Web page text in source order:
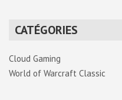
CATÉGORIES
Cloud Gaming
World of Warcraft Classic